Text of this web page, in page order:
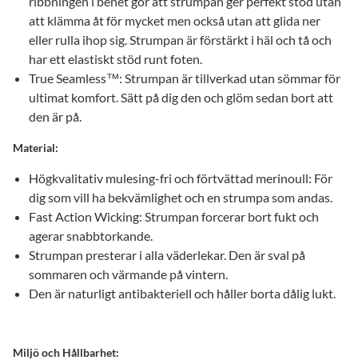
att klämma åt för mycket men också utan att glida ner
eller rulla ihop sig. Strumpan är förstärkt i häl och tå och
har ett elastiskt stöd runt foten.
True Seamless™: Strumpan är tillverkad utan sömmar för
ultimat komfort. Sätt på dig den och glöm sedan bort att
den är på.
Material:
Högkvalitativ mulesing-fri och förtvättad merinoull: För
dig som vill ha bekvämlighet och en strumpa som andas.
Fast Action Wicking: Strumpan forcerar bort fukt och
agerar snabbtorkande.
Strumpan presterar i alla väderlekar. Den är sval på
sommaren och värmande på vintern.
Den är naturligt antibakteriell och håller borta dålig lukt.
Miljö och Hållbarhet: